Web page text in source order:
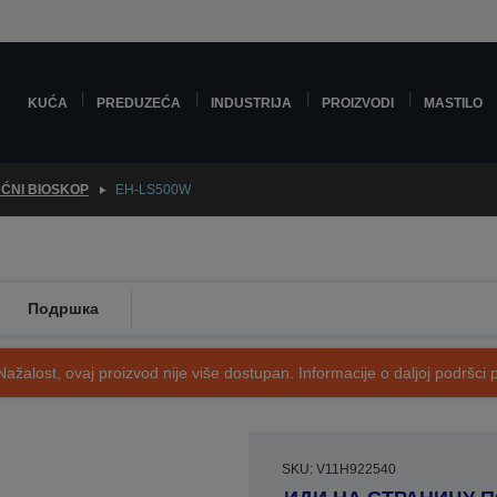
KUĆA PREDUZEĆA INDUSTRIJA PROIZVODI MASTILO
BIOSKOP EH-LS500W
Подршка
ovaj proizvod nije više dostupan. Informacije o daljoj podršci
SKU: V11H922540